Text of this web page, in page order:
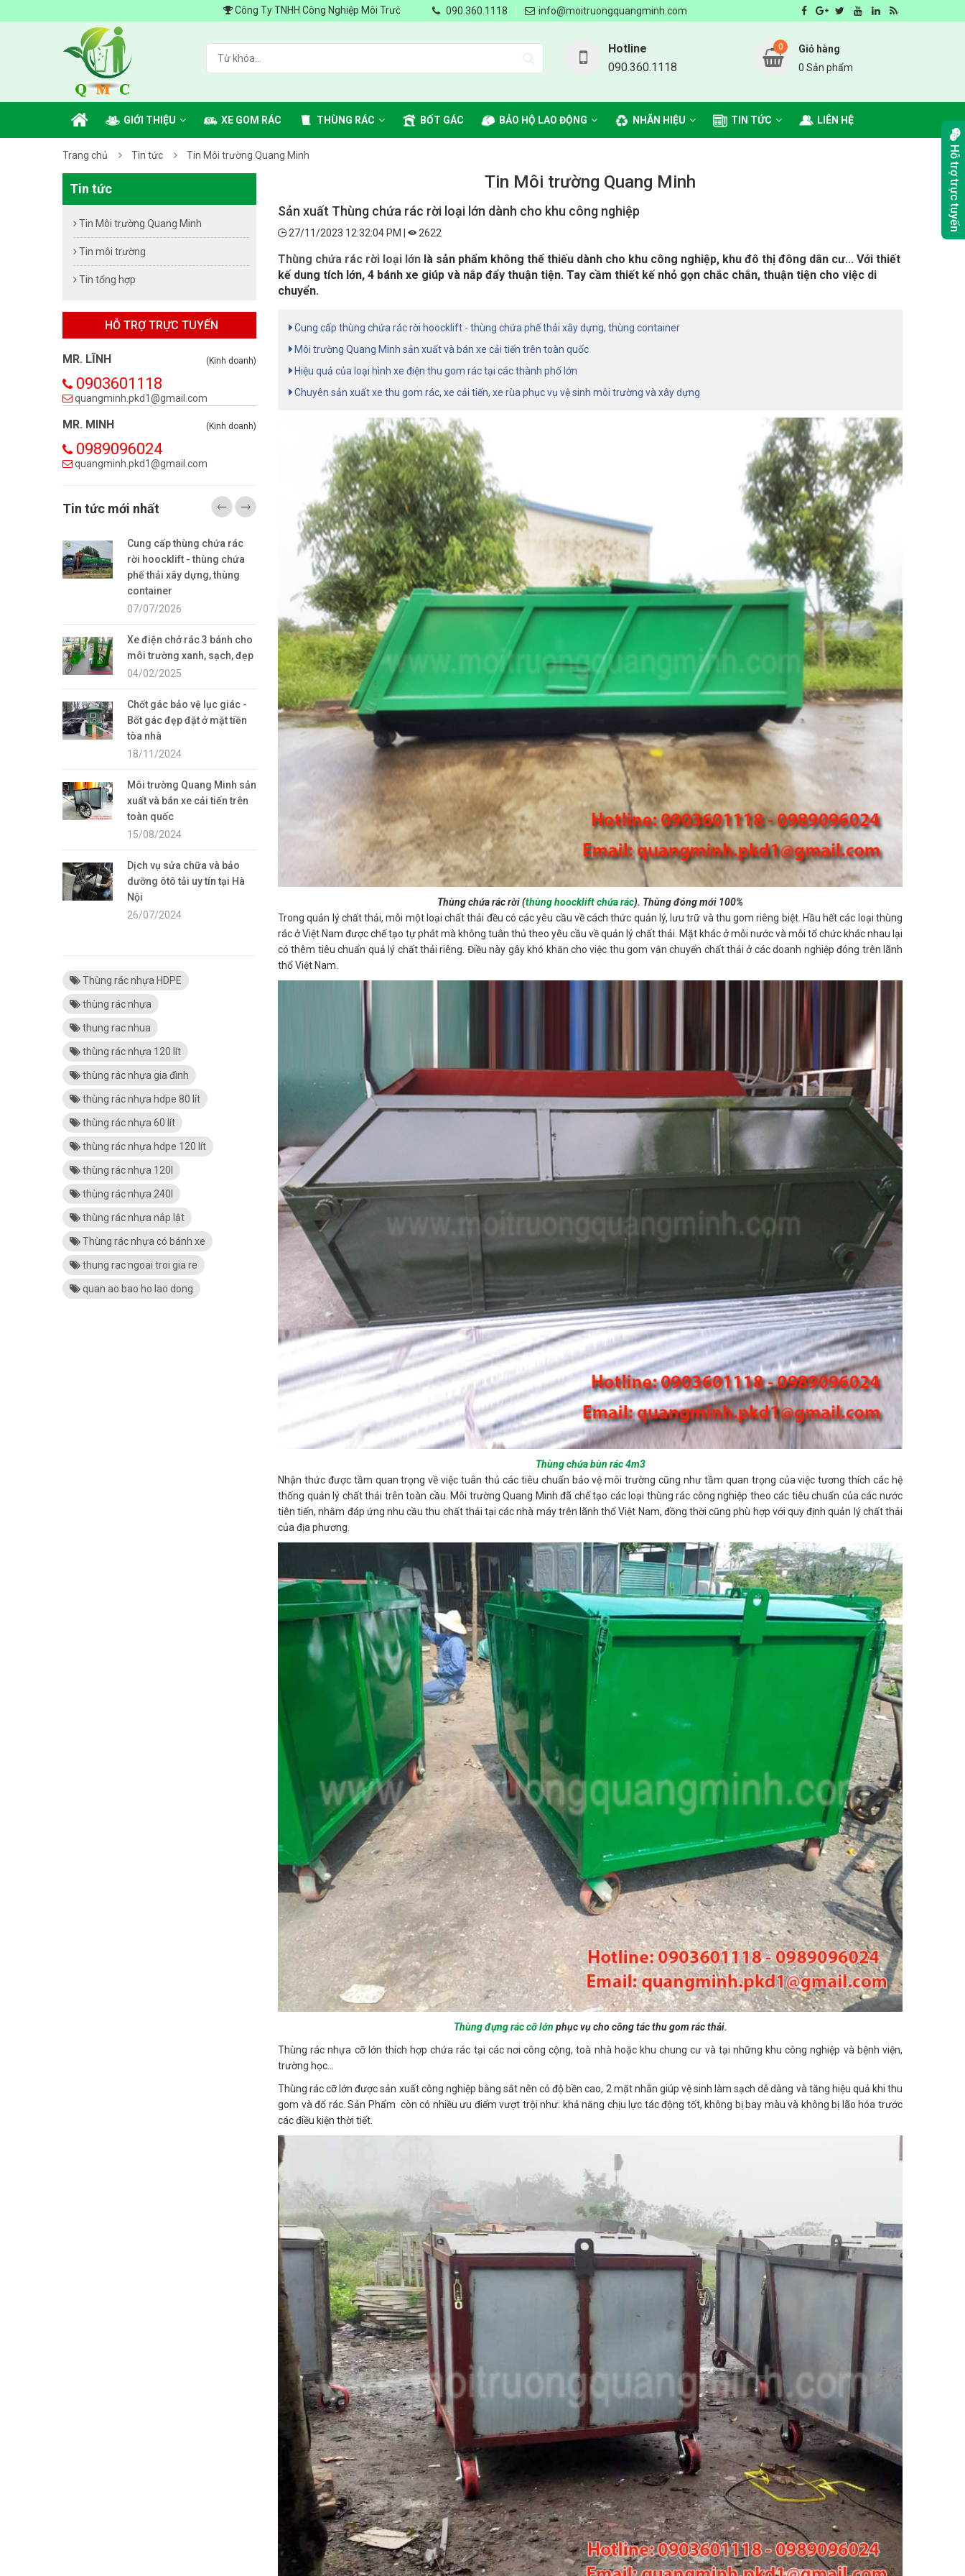
Công Ty TNHH Công Nghiệp Môi Trường Quang Minh - Chung tay vì môi trường Xanh, Sạch, Đẹp - Nhà cung cấp sản phẩm môi trường số 1 Hà Nội
090.360.1118 info@moitruongquangminh.com
Hotline
090.360.1118
0
Giỏ hàng
0 Sản phẩm
GIỚI THIỆU XE GOM RÁC THÙNG RÁC BỐT GÁC BẢO HỘ LAO ĐỘNG NHÃN HIỆU TIN TỨC LIÊN HỆ
Trang chủ Tin tức Tin Môi trường Quang Minh
Tin tức
Tin Môi trường Quang Minh
Tin môi trường
Tin tổng hợp
HỖ TRỢ TRỰC TUYẾN
MR. LĨNH (Kinh doanh)
0903601118
quangminh.pkd1@gmail.com
MR. MINH (Kinh doanh)
0989096024
quangminh.pkd1@gmail.com
Tin tức mới nhất
Cung cấp thùng chứa rác
rời hoocklift - thùng chứa
phế thải xây dựng, thùng
container
07/07/2026
Xe điện chở rác 3 bánh cho
môi trường xanh, sạch, đẹp
04/02/2025
Chốt gác bảo vệ lục giác -
Bốt gác đẹp đặt ở mặt tiền
tòa nhà
18/11/2024
Môi trường Quang Minh sản
xuất và bán xe cải tiến trên
toàn quốc
15/08/2024
Dịch vụ sửa chữa và bảo
dưỡng ôtô tải uy tín tại Hà
Nội
26/07/2024
Sửa chữa, Bảo dưỡng, Phụ
tùng Xe ép rác giá tốt tại Hà
Nội
15/07/2024
Thùng rác nhựa HDPE
thùng rác nhựa
thung rac nhua
thùng rác nhựa 120 lít
thùng rác nhựa gia đình
thùng rác nhựa hdpe 80 lít
thùng rác nhựa 60 lít
thùng rác nhựa hdpe 120 lít
thùng rác nhựa 120l
thùng rác nhựa 240l
thùng rác nhựa nắp lật
Thùng rác nhựa có bánh xe
thung rac ngoai troi gia re
quan ao bao ho lao dong
Tin Môi trường Quang Minh
Sản xuất Thùng chứa rác rời loại lớn dành cho khu công nghiệp
27/11/2023 12:32:04 PM | 2622
Thùng chứa rác rời loại lớn là sản phẩm không thể thiếu dành cho khu công nghiệp, khu đô thị đông dân cư... Với thiết
kế dung tích lớn, 4 bánh xe giúp và nắp đẩy thuận tiện. Tay cầm thiết kế nhỏ gọn chắc chắn, thuận tiện cho việc di
chuyển.
Cung cấp thùng chứa rác rời hoocklift - thùng chứa phế thải xây dựng, thùng container
Môi trường Quang Minh sản xuất và bán xe cải tiến trên toàn quốc
Hiệu quả của loại hình xe điện thu gom rác tại các thành phố lớn
Chuyên sản xuất xe thu gom rác, xe cải tiến, xe rùa phục vụ vệ sinh môi trường và xây dựng
Thùng chứa rác rời (thùng hoocklift chứa rác). Thùng đóng mới 100%
Trong quản lý chất thải, mỗi một loại chất thải đều có các yêu cầu về cách thức quản lý, lưu trữ và thu gom riêng biệt. Hầu hết các loại thùng
rác ở Việt Nam được chế tạo tự phát mà không tuân thủ theo yêu cầu về quản lý chất thải. Mặt khác ở mỗi nước và mỗi tổ chức khác nhau lại
có thêm tiêu chuẩn quả lý chất thải riêng. Điều này gây khó khăn cho việc thu gom vận chuyển chất thải ở các doanh nghiệp đóng trên lãnh
thổ Việt Nam.
Thùng chứa bùn rác 4m3
Nhận thức được tầm quan trọng về việc tuân thủ các tiêu chuẩn bảo vệ môi trường cũng như tầm quan trọng của việc tương thích các hệ
thống quản lý chất thải trên toàn cầu. Môi trường Quang Minh đã chế tạo các loại thùng rác công nghiệp theo các tiêu chuẩn của các nước
tiên tiến, nhằm đáp ứng nhu cầu thu chất thải tại các nhà máy trên lãnh thổ Việt Nam, đồng thời cũng phù hợp với quy định quản lý chất thải
của địa phương.
Thùng đựng rác cỡ lớn phục vụ cho công tác thu gom rác thải.
Thùng rác nhựa cỡ lớn thích hợp chứa rác tại các nơi công cộng, toà nhà hoặc khu chung cư và tại những khu công nghiệp và bệnh viện,
trường học…
Thùng rác cỡ lớn được sản xuất công nghiệp bằng sắt nên có độ bền cao, 2 mặt nhẵn giúp vệ sinh làm sạch dễ dàng và tăng hiệu quả khi thu
gom và đổ rác. Sản Phẩm còn có nhiều ưu điểm vượt trội như: khả năng chịu lực tác động tốt, không bị bay màu và không bị lão hóa trước
các điều kiện thời tiết.
Hỗ trợ trực tuyến